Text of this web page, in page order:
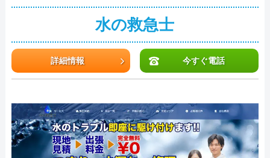
水の救急士
詳細情報 今すぐ電話